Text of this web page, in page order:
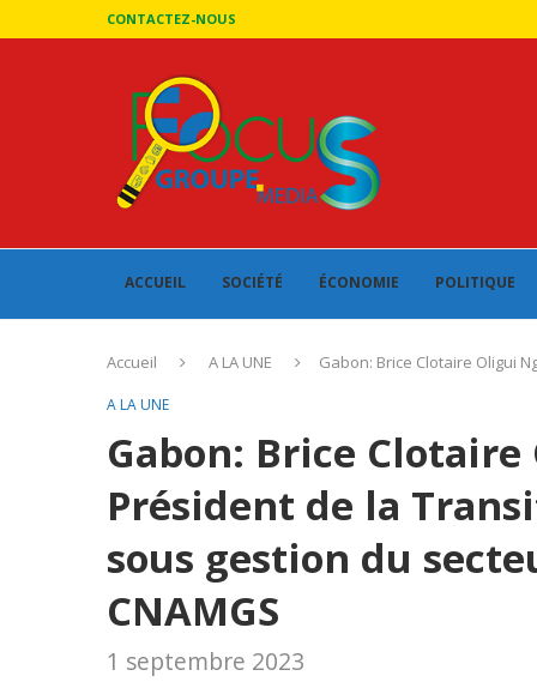
CONTACTEZ-NOUS
ACCUEIL SOCIÉTÉ ÉCONOMIE POLITIQUE
Accueil A LA UNE Gabon: Brice Clotaire Oligui
A LA UNE
Gabon: Brice
Président de la
sous gestion du
CNAMGS
1 septembre 2023